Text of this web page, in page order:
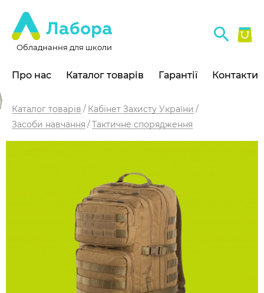
Обладнання для школи
Про нас Каталог товарів Гарантії Контакти
Каталог товарів
Кабінет Захисту України
Засоби навчання
Тактичне спорядження